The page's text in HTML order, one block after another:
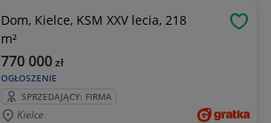
Dom, Kielce, KSM XXV lecia, 218
m²
OGŁOSZENIE
770 000zł
SPRZEDAJĄCY: FIRMA
Kielce